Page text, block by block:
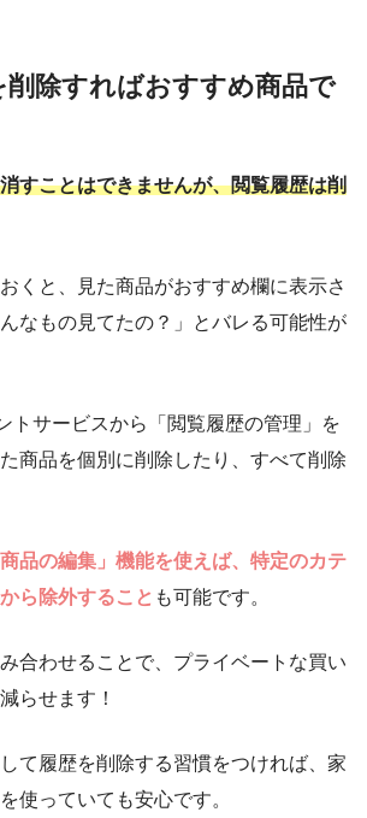
削除すればおすすめ商品で
すことはできませんが、閲覧履歴は削
くと、見た商品がおすすめ欄に表示さ
なもの見てたの？」とバレる可能性が
トサービスから「閲覧履歴の管理」を
商品を個別に削除したり、すべて削除
商品の編集」機能を使えば、特定のカテ
ら除外すること も可能です。
合わせることで、プライベートな買い
らせます！
て履歴を削除する習慣をつければ、家
使っていても安心です。